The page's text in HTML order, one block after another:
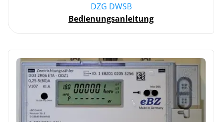
DZG DWSB
Bedienungsanleitung